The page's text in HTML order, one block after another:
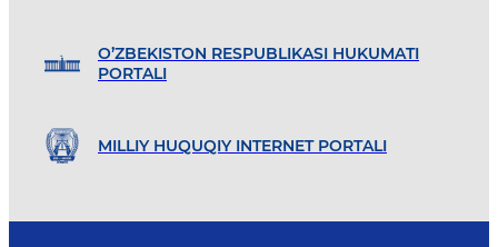
O’ZBEKISTON RESPUBLIKASI HUKUMATI
PORTALI
MILLIY HUQUQIY INTERNET PORTALI